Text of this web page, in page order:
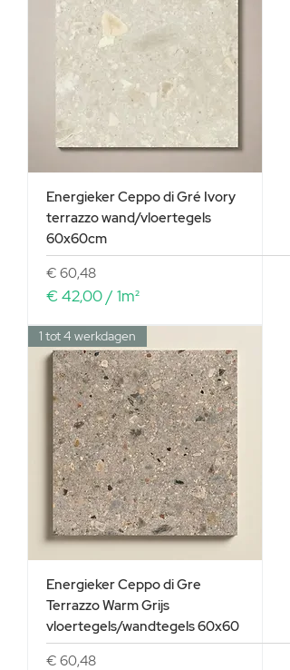
Energieker Ceppo di Gré Ivory
terrazzo wand/vloertegels
60x60cm
Prijs
€ 60,48
€ 42,00/ 1m²
4
2
0
0
p
e
V
i
e
r
k
a
n
t
1 tot 4 werkdagen
Energieker Ceppo di Gre
Terrazzo Warm Grijs
vloertegels/wandtegels 60x60
Prijs
€ 60,48